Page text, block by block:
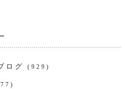
ログ (929)